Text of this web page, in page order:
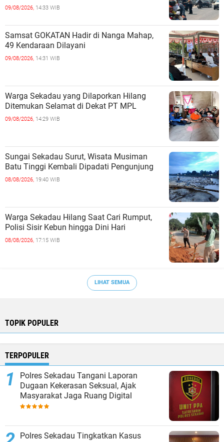
09/08/2026, 14:33 WIB
Samsat GOKATAN Hadir di Nanga Mahap,
49 Kendaraan Dilayani
09/08/2026, 14:31 WIB
Warga Sekadau yang Dilaporkan Hilang
Ditemukan Selamat di Dekat PT MPL
09/08/2026, 14:29 WIB
Sungai Sekadau Surut, Wisata Musiman
Batu Tinggi Kembali Dipadati Pengunjung
08/08/2026, 19:40 WIB
Warga Sekadau Hilang Saat Cari Rumput,
Polisi Sisir Kebun hingga Dini Hari
08/08/2026, 17:15 WIB
LIHAT SEMUA
TOPIK POPULER
TERPOPULER
Polres Sekadau Tangani Laporan
Dugaan Kekerasan Seksual, Ajak
Masyarakat Jaga Ruang Digital
Polres Sekadau Tingkatkan Kasus